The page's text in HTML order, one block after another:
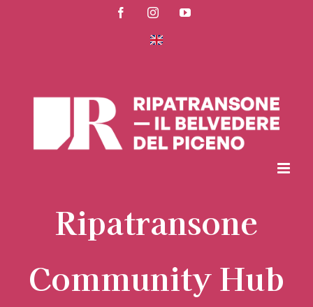
FacebookInstagramYouTube
Ripatransone
Community Hub